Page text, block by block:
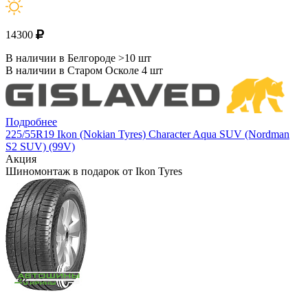
14300
В наличии в Белгороде >10 шт
В наличии в Старом Осколе 4 шт
Подробнее
225/55R19 Ikon (Nokian Tyres) Character Aqua SUV (Nordman
S2 SUV) (99V)
Акция
Шиномонтаж в подарок от Ikon Tyres